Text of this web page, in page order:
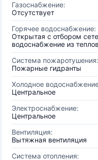
Газоснабжение:
Отсутствует
Горячее водоснабжение:
Открытая с отбором
водоснабжение из
Система пожаротушения:
Пожарные гидранты
Холодное
Центральное
Электроснабжение:
Центральное
Вентиляция:
Вытяжная вентиляция
Система отопления: